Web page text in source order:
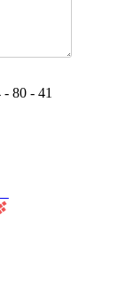
80 - 41